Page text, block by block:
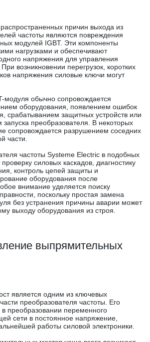
причин выхода из
частоты являются повреждения
модулей IGBT. Эти компоненты
нагрузками и обеспечивают
напряжения для управления
возникновении перегрузок, коротких
напряжения силовые ключи могут
модуля обычно сопровождается
оборудования, появлением ошибок
срабатыванием защитных устройств или
запуска преобразователя. В некоторых
сопровождается разрушением соседних
части.
частоты Systeme Electric в подобных
силовых каскадов, диагностику
контроль цепей защиты и
оборудования после
внимание уделяется поиску
поскольку простая замена
без устранения причины аварии может
выходу оборудования из строя.
выпрямительных
является одним из ключевых
преобразователя частоты. Его
в преобразовании переменного
сети в постоянное напряжение,
работы силовой электроники.